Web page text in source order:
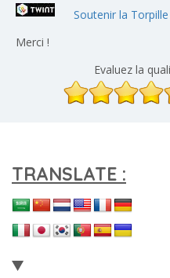
Soutenir la Torpille
Merci !
Evaluez la
TRANSLATE :